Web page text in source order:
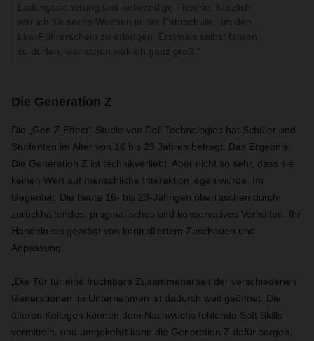
Ladungssicherung und notwendige Theorie. Kürzlich
war ich für sechs Wochen in der Fahrschule, um den
Lkw-Führerschein zu erlangen. Erstmals selbst fahren
zu dürfen, war schon wirklich ganz groß.“
Die Generation Z
Die „Gen Z Effect“-Studie von Dell Technologies hat Schüler und
Studenten im Alter von 16 bis 23 Jahren befragt. Das Ergebnis:
Die Generation Z ist technikverliebt. Aber nicht so sehr, dass sie
keinen Wert auf menschliche Interaktion legen würde. Im
Gegenteil: Die heute 16- bis 23-Jährigen überraschen durch
zurückhaltendes, pragmatisches und konservatives Verhalten. Ihr
Handeln sei geprägt von kontrolliertem Zuschauen und
Anpassung.
„Die Tür für eine fruchtbare Zusammenarbeit der verschiedenen
Generationen im Unternehmen ist dadurch weit geöffnet. Die
älteren Kollegen können dem Nachwuchs fehlende Soft Skills
vermitteln, und umgekehrt kann die Generation Z dafür sorgen,